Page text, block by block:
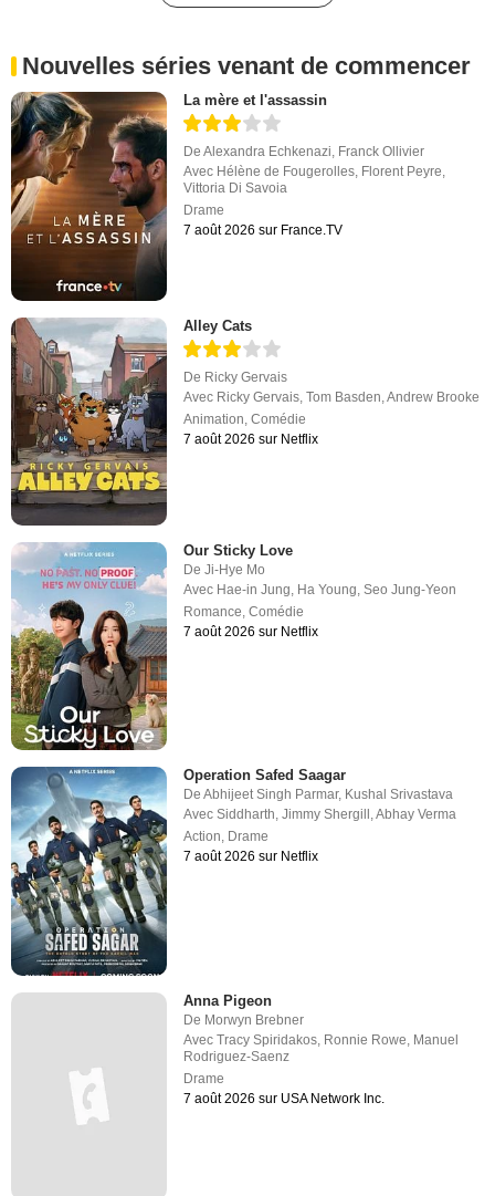
Nouvelles séries venant de commencer
La mère et l'assassin
DeAlexandra Echkenazi, Franck Ollivier
Avec Hélène de Fougerolles, Florent Peyre,
Vittoria Di Savoia
Drame
7 août 2026 sur France.TV
Alley Cats
De Ricky Gervais
Avec Ricky Gervais ,Tom Basden ,Andrew Brooke
Animation ,Comédie
7 août 2026 sur Netflix
Our Sticky Love
DeJi-Hye Mo
Avec Hae-in Jung, Ha Young,Seo Jung-Yeon
Romance,Comédie
7 août 2026 sur Netflix
Operation Safed Saagar
DeAbhijeet Singh Parmar, Kushal Srivastava
AvecSiddharth,Jimmy Shergill ,Abhay Verma
Action, Drame
7 août 2026 sur Netflix
Anna Pigeon
De Morwyn Brebner
AvecTracy Spiridakos Ronnie Rowe Manuel
Rodriguez-Saenz
Drame
7 août 2026 sur USA Network Inc.